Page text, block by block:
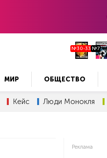
№30-33 №7
МИР ОБЩЕСТВО
Кейс Люди Монокля
Реклама